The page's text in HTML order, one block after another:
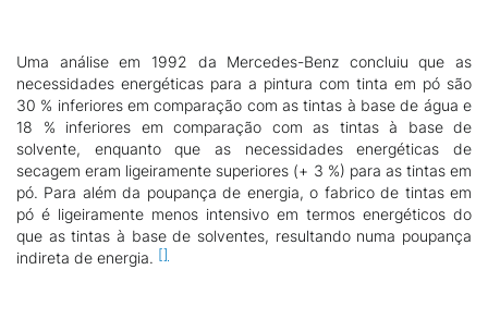
Uma análise em 1992 da Mercedes-Benz concluiu que as
necessidades energéticas para a pintura com tinta em pó são
30 % inferiores em comparação com as tintas à base de água e
18 % inferiores em comparação com as tintas à base de
solvente, enquanto que as necessidades energéticas de
secagem eram ligeiramente superiores (+ 3 %) para as tintas em
pó. Para além da poupança de energia, o fabrico de tintas em
pó é ligeiramente menos intensivo em termos energéticos do
que as tintas à base de solventes, resultando numa poupança
indireta de energia.